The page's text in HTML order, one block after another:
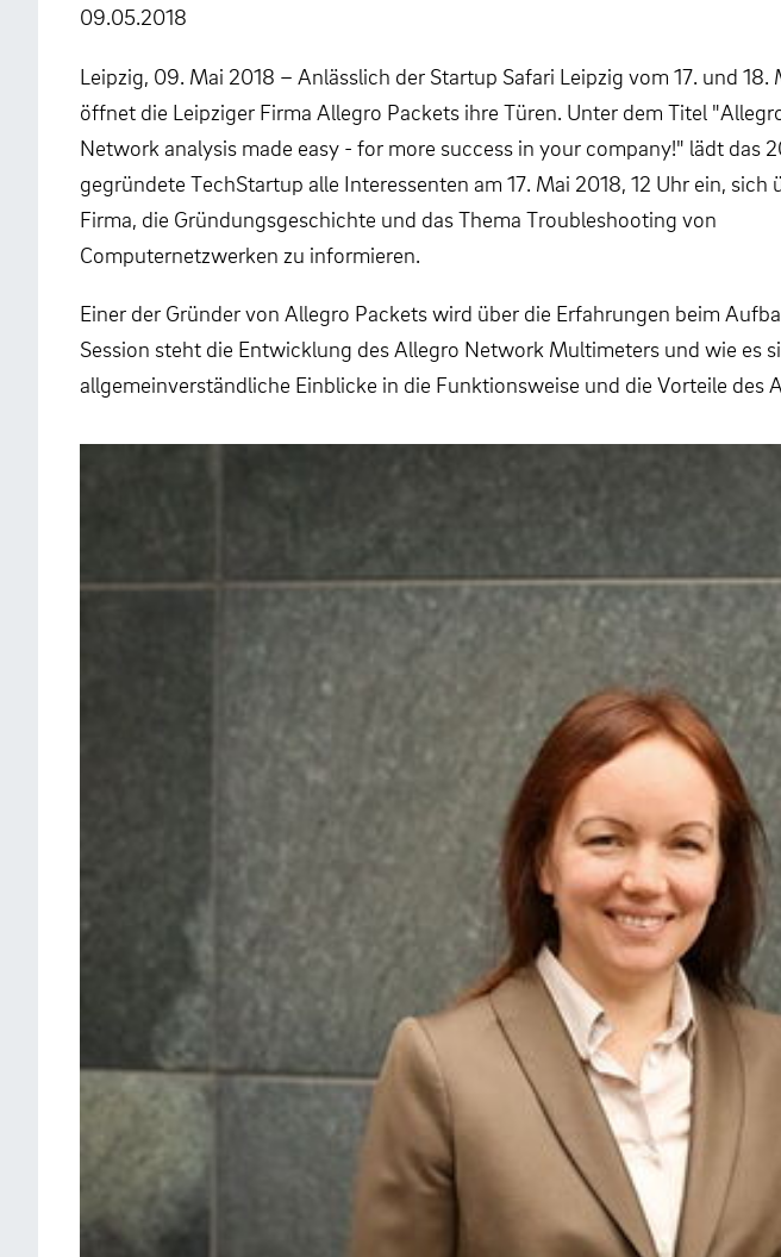
09.05.2018
Leipzig, 09. Mai 2018 – Anlässlich der Startup Safari Leipzig vom 17. und 18.
öffnet die Leipziger Firma Allegro Packets ihre Türen. Unter dem Titel
Network analysis made easy - for more success in your company!" lädt das
gegründete TechStartup alle Interessenten am 17. Mai 2018, 12 Uhr ein, sich
Firma, die Gründungsgeschichte und das Thema Troubleshooting von
Computernetzwerken zu informieren.
Einer der Gründer von Allegro Packets wird über die Erfahrungen beim
Session steht die Entwicklung des Allegro Network Multimeters und wie es
allgemeinverständliche Einblicke in die Funktionsweise und die Vorteile des